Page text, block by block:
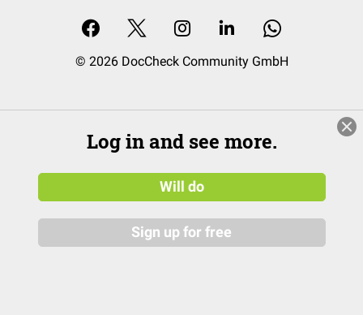
© 2026 DocCheck Community GmbH
Log in and see more.
Will do
Sign up for free